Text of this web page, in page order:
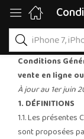
Conditions
vente en ligne
À jour au 1er juin
1. DÉFINITIONS
1.1. Les présentes
sont proposées